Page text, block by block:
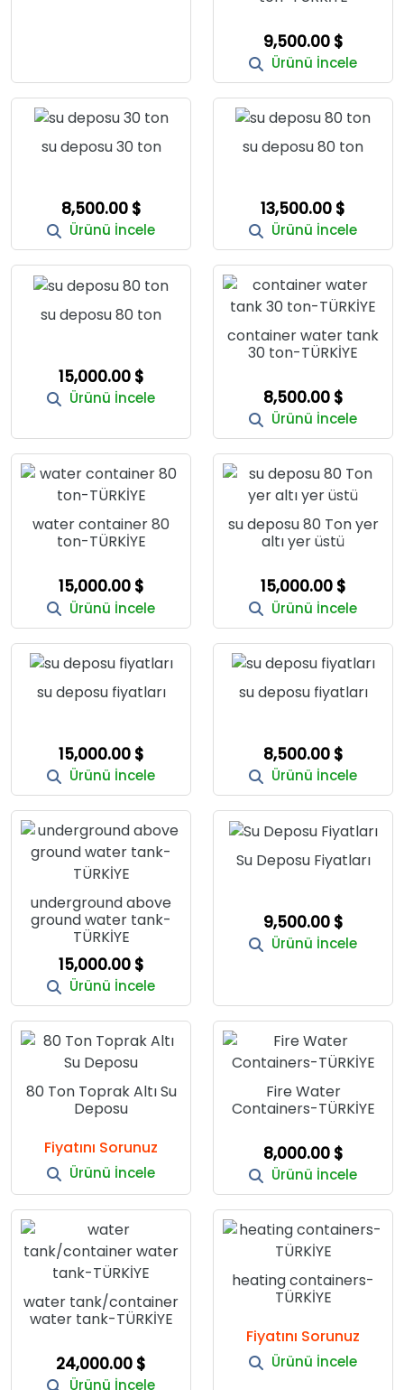
9,500.00 $
Ürünü İncele
su deposu 30 ton
8,500.00 $
Ürünü İncele
su deposu 80 ton
13,500.00 $
Ürünü İncele
su deposu 80 ton
15,000.00 $
Ürünü İncele
container water tank
30 ton-TÜRKİYE
8,500.00 $
Ürünü İncele
water container 80
ton-TÜRKİYE
15,000.00 $
Ürünü İncele
su deposu 80 Ton yer
altı yer üstü
15,000.00 $
Ürünü İncele
su deposu fiyatları
15,000.00 $
Ürünü İncele
su deposu fiyatları
8,500.00 $
Ürünü İncele
underground above
ground water tank-
TÜRKİYE
15,000.00 $
Ürünü İncele
Su Deposu Fiyatları
9,500.00 $
Ürünü İncele
80 Ton Toprak Altı Su
Deposu
Fiyatını Sorunuz
Ürünü İncele
Fire Water
Containers-TÜRKİYE
8,000.00 $
Ürünü İncele
water tank/container
water tank-TÜRKİYE
24,000.00 $
Ürünü İncele
heating containers-
TÜRKİYE
Fiyatını Sorunuz
Ürünü İncele